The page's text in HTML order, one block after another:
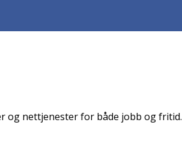
nettjenester for både jobb og